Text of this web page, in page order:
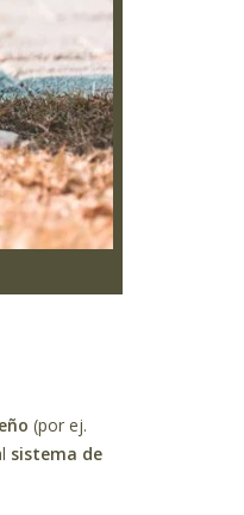
(por ej.
sistema de